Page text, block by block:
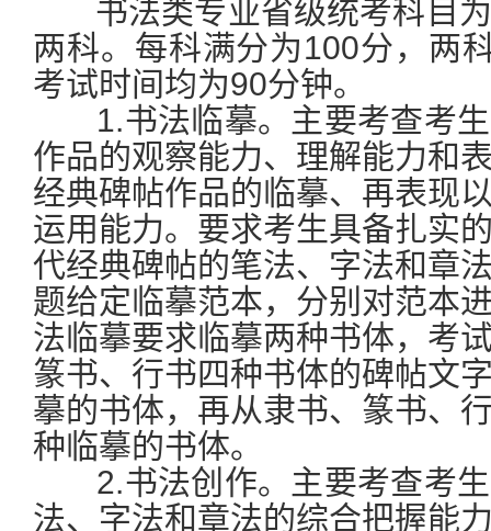
书法类专业省级统考科目为
两科。每科满分为100分，两
考试时间均为90分钟。
1.书法临摹。主要考查考生
作品的观察能力、理解能力和
经典碑帖作品的临摹、再表现
运用能力。要求考生具备扎实
代经典碑帖的笔法、字法和章
题给定临摹范本，分别对范本
法临摹要求临摹两种书体，考
篆书、行书四种书体的碑帖文
摹的书体，再从隶书、篆书、
种临摹的书体。
2.书法创作。主要考查考生
法、字法和章法的综合把握能